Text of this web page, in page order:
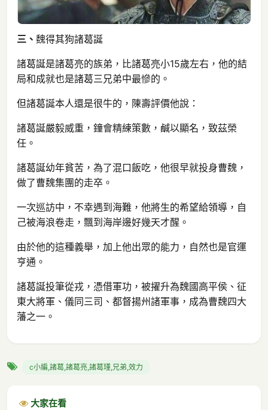
三、 魏得其狗諸葛誕
諸葛誕是諸葛亮的族弟，比諸葛亮小15歲左右，他的結
局和成就也是諸葛三兄弟中最慘的。
但諸葛誕本人還是很牛的，陳壽評價他說：
諸葛誕嚴毅威重，鐘會精練策數，鹹以顯名，致茲榮
任。
諸葛誕幼年貧苦，為了混口飯吃，他很早就投身曹魏，
做了曹魏集團的走卒。
一次巡訪中，不幸遇到海難，他將生的希望給領導，自
己被海浪卷走，飄到海岸邊好幾天才醒。
由於他的這種義舉，加上他出眾的能力，自然也是官運
亨通。
諸葛誕投筆從戎，憑借軍功，被擢升為魏國高平侯、征
東大將軍、儀同三司、都督揚州諸軍事，成為曹魏四大
藩之一。
c小編,諸葛,諸葛亮,諸葛瑾,兄弟,效力
大家在看